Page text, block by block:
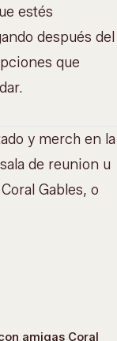
estés
después del
que
y merch en la
de reunion u
Gables, o
amigas Coral